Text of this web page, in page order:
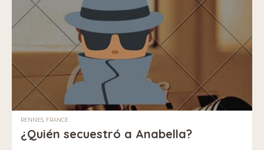
RENNES, FRANCE
¿Quién secuestró a Anabella?